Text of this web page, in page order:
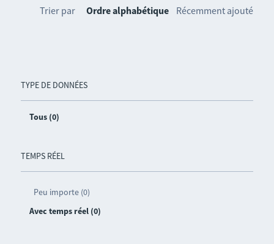
TYPE DE DONNÉES
Tous (0)
TEMPS RÉEL
Peu importe (0)
Avec temps réel (0)
Trier par Ordre alphabétique Récemment ajouté